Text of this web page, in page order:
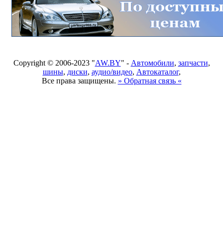
Copyright © 2006-2023 "AW.BY" - Автомобили, запчасти,
шины, диски, аудио/видео, Автокаталог,
Все права защищены. » Обратная связь «